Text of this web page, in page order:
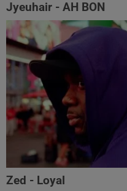
Jyeuhair - AH BON
Zed - Loyal